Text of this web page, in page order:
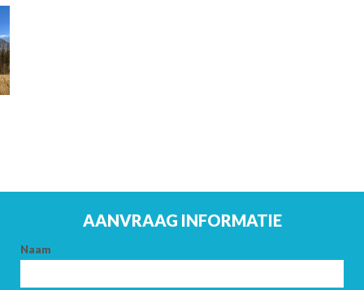
VOLWASSENEN
AANVRAAG INFORMATIE
Naam